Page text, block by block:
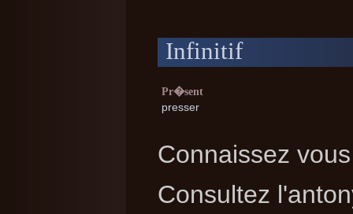
Infinitif
Pr�sent
presser
Connaissez
Consultez